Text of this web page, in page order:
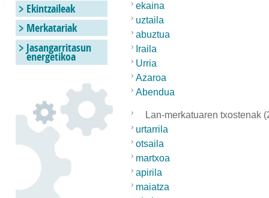
ekaina
uztaila
abuztua
Iraila
Urria
Azaroa
Abendua
Lan-merkatuaren txostenak
urtarrila
otsaila
martxoa
apirila
maiatza
Ekintzaileak
Merkatariak
Jasangarritasun
energetikoa